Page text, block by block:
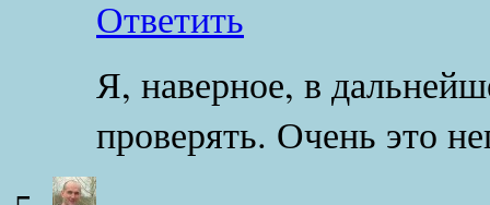
Ответить
Я, наверное, в
проверять. Очень это